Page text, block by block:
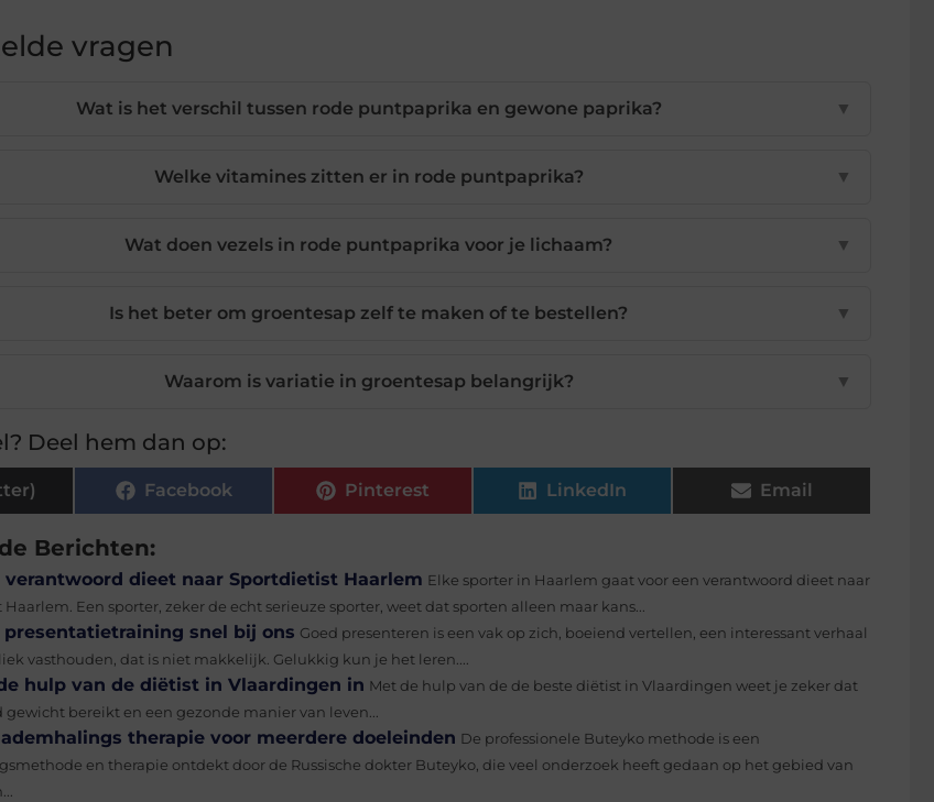
vragen
Wat is het verschil tussen rode puntpaprika en gewone paprika? ▼
Welke vitamines zitten er in rode puntpaprika? ▼
Wat doen vezels in rode puntpaprika voor je lichaam? ▼
Is het beter om groentesap zelf te maken of te bestellen? ▼
Waarom is variatie in groentesap belangrijk? ▼
Deel hem dan op:
Facebook Pinterest LinkedIn Email
Berichten:
verantwoord dieet naar Sportdietist Haarlem Elke sporter in Haarlem gaat voor een verantwoord dieet naar
Een sporter, zeker de echt serieuze sporter, weet dat sporten alleen maar kans...
presentatietraining snel bij ons Goed presenteren is een vak op zich, boeiend vertellen, een interessant verhaal
vasthouden, dat is niet makkelijk. Gelukkig kun je het leren....
hulp van de diëtist in Vlaardingen in Met de hulp van de de beste diëtist in Vlaardingen weet je zeker dat
gewicht bereikt en een gezonde manier van leven...
therapie voor meerdere doeleinden De professionele Buteyko methode is een
en therapie ontdekt door de Russische dokter Buteyko, die veel onderzoek heeft gedaan op het gebied van